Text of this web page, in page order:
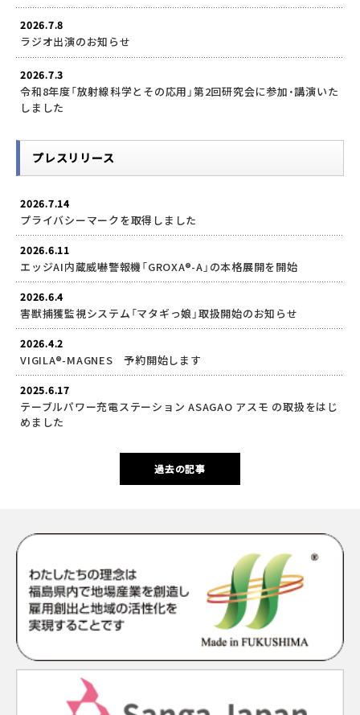
2026.7.8
ラジオ出演のお知らせ
2026.7.3
令和8年度「放射線科学とその応用」第2回研究会に参加・講演いた
しました
プレスリリース
2026.7.14
プライバシーマークを取得しました
2026.6.11
エッジAI内蔵威嚇警報機「GROXA®-A」の本格展開を開始
2026.6.4
害獣捕獲監視システム「マタギっ娘」取扱開始のお知らせ
2026.4.2
VIGILA®-MAGNES 予約開始します
2025.6.17
テーブルパワー充電ステーション ASAGAO アスモ の取扱をはじ
めました
過去の記事